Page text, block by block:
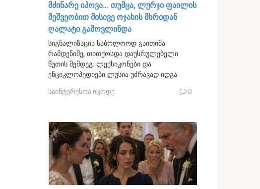
მძინარე იპოვა… თუმცა, ლურჯი ფაილის
მეშვეობით მისივე ოჯახის მხრიდან
ღალატი გამოვლინდა
სიგნალიზაცია საბოლოოდ გაითიშა
რამდენიმე, თითქოსდა დაუსრულებელი
წუთის შემდეგ. ლექსიკონები და
ენციკლოპედიები ლუსია უძრავად იდგა
საინტერესოა იცოდე 0